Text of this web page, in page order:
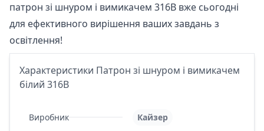
патрон зі шнуром і вимикачем 316В вже сьогодні
для ефективного вирішення ваших завдань з
освітлення!
Характеристики Патрон зі шнуром і вимикачем
білий 316В
Виробник Кайзер